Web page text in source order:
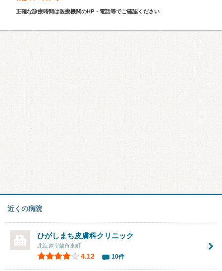
正確な診療時間は医療機関のHP・電話等でご確認ください
近くの病院
ひがしまち皮膚科クリニック
北海道室蘭市東町
4.12 10件